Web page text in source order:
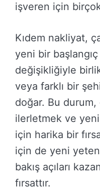
işveren için
Kıdem nakliyat,
yeni bir başlangıç
değişikliğiyle
veya farklı bir
doğar. Bu durum,
ilerletmek ve
için harika bir
için de yeni
bakış açıları
fırsattır.